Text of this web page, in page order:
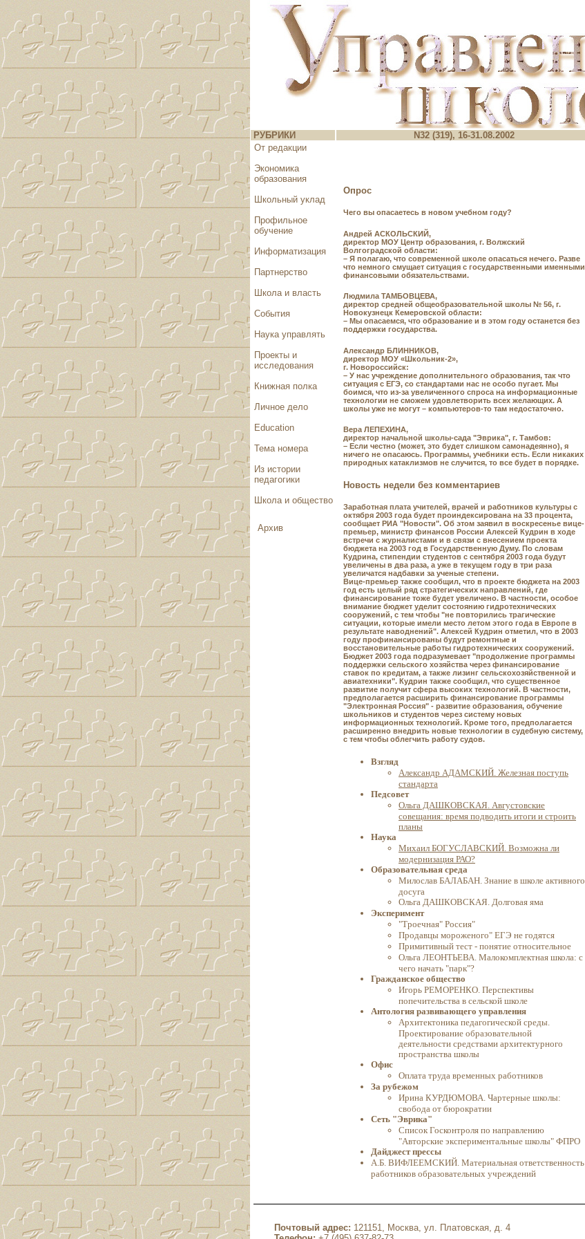
РУБРИКИ N32 (319), 16-31.08.2002
От редакции
Экономика
образования
Школьный уклад
Профильное
обучение
Информатизация
Партнерство
Школа и власть
События
Наука управлять
Проекты и
исследования
Книжная полка
Личное дело
Education
Тема номера
Из истории
педагогики
Школа и общество
Архив
Опрос
Чего вы опасаетесь в новом учебном году?
Андрей АСКОЛЬСКИЙ,
директор МОУ Центр образования, г. Волжский
Волгоградской области:
– Я полагаю, что современной школе опасаться нечего. Разве
что немного смущает ситуация с государственными именными
финансовыми обязательствами.
Людмила ТАМБОВЦЕВА,
директор средней общеобразовательной школы № 56, г.
Новокузнецк Кемеровской области:
– Мы опасаемся, что образование и в этом году останется без
поддержки государства.
Александр БЛИННИКОВ,
директор МОУ «Школьник-2»,
г. Новороссийск:
– У нас учреждение дополнительного образования, так что
ситуация с ЕГЭ, со стандартами нас не особо пугает. Мы
боимся, что из-за увеличенного спроса на информационные
технологии не сможем удовлетворить всех желающих. А
школы уже не могут – компьютеров-то там недостаточно.
Вера ЛЕПЕХИНА,
директор начальной школы-сада "Эврика", г. Тамбов:
– Если честно (может, это будет слишком самонадеянно), я
ничего не опасаюсь. Программы, учебники есть. Если никаких
природных катаклизмов не случится, то все будет в порядке.
Новость недели без комментариев
Заработная плата учителей, врачей и работников культуры с
октября 2003 года будет проиндексирована на 33 процента,
сообщает РИА "Новости". Об этом заявил в воскресенье вице-
премьер, министр финансов России Алексей Кудрин в ходе
встречи с журналистами и в связи с внесением проекта
бюджета на 2003 год в Государственную Думу. По словам
Кудрина, стипендии студентов с сентября 2003 года будут
увеличены в два раза, а уже в текущем году в три раза
увеличатся надбавки за ученые степени.
Вице-премьер также сообщил, что в проекте бюджета на 2003
год есть целый ряд стратегических направлений, где
финансирование тоже будет увеличено. В частности, особое
внимание бюджет уделит состоянию гидротехнических
сооружений, с тем чтобы "не повторились трагические
ситуации, которые имели место летом этого года в Европе в
результате наводнений". Алексей Кудрин отметил, что в 2003
году профинансированы будут ремонтные и
восстановительные работы гидротехнических сооружений.
Бюджет 2003 года подразумевает "продолжение программы
поддержки сельского хозяйства через финансирование
ставок по кредитам, а также лизинг сельскохозяйственной и
авиатехники". Кудрин также сообщил, что существенное
развитие получит сфера высоких технологий. В частности,
предполагается расширить финансирование программы
"Электронная Россия" - развитие образования, обучение
школьников и студентов через систему новых
информационных технологий. Кроме того, предполагается
расширенно внедрить новые технологии в судебную систему,
с тем чтобы облегчить работу судов.
Взгляд
Александр АДАМСКИЙ. Железная поступь
стандарта
Педсовет
Ольга ДАШКОВСКАЯ. Августовские
совещания: время подводить итоги и строить
планы
Наука
Михаил БОГУСЛАВСКИЙ. Возможна ли
модернизация РАО?
Образовательная среда
Милослав БАЛАБАН. Знание в школе активного
досуга
Ольга ДАШКОВСКАЯ. Долговая яма
Эксперимент
"Троечная" Россия"
Продавцы мороженого" ЕГЭ не годятся
Примитивный тест - понятие относительное
Ольга ЛЕОНТЬЕВА. Малокомплектная школа: с
чего начать "парк"?
Гражданское общество
Игорь РЕМОРЕНКО. Перспективы
попечительства в сельской школе
Антология развивающего управления
Архитектоника педагогической среды.
Проектирование образовательной
деятельности средствами архитектурного
пространства школы
Офис
Оплата труда временных работников
За рубежом
Ирина КУРДЮМОВА. Чартерные школы:
свобода от бюрократии
Сеть "Эврика"
Список Госконтроля по направлению
"Авторские экспериментальные школы" ФПРО
Дайджест прессы
А.Б. ВИФЛЕЕМСКИЙ. Материальная ответственность
работников образовательных учреждений
Почтовый адрес: 121151, Москва, ул. Платовская, д. 4